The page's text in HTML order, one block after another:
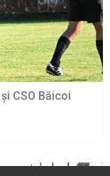
CSO Băicoi